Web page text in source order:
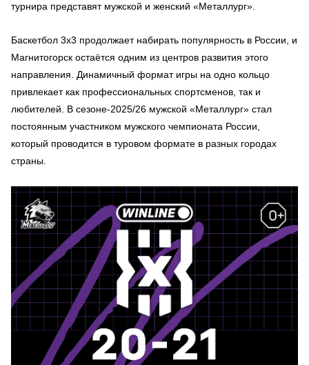
турнира представят мужской и женский «Металлург».
Баскетбол 3х3 продолжает набирать популярность в России, и
Магнитогорск остаётся одним из центров развития этого
направления. Динамичный формат игры на одно кольцо
привлекает как профессиональных спортсменов, так и
любителей. В сезоне-2025/26 мужской «Металлург» стал
постоянным участником мужского чемпионата России,
который проводится в туровом формате в разных городах
страны.